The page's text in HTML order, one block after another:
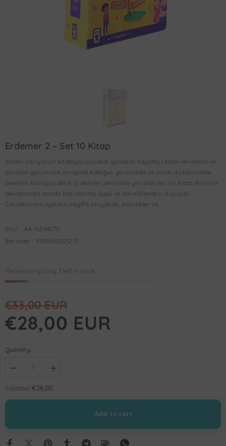
Erdemer 2 – Set 10 Kitap
Selam Veriyorum kitabıyla çocuklar gündelik hayatta selam vermenin ve
almanın günümüze zenginlik kattığını görecekler ve insan ilişkilerindeki
önemini kavrayacaklar. Erdemler serisinde yer alan her bir kitap. Birbirini
pekiştirecek tarzda hazırlanmış öykü ve etkinliklerden oluşuyor.
Çocuklarımız öyküleri keyifle okuyacak. etkinlikler ve...
SKU:
AA-163.84.170
Barcode:
9786050821215
Please hurry! Only 3 left in stock
€33,00 EUR
€28,00 EUR
Quantity:
Decrease
for
2
Increase
2
Subtotal:€28,00
Add to cart